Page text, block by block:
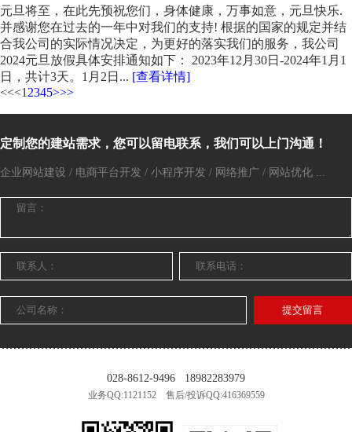
元旦将至，在此先预祝您们，身体健康，万事如意，元旦快乐.
并感谢您在过去的一年中对我们的支持! 根据的国家的规定并结
合我公司的实际情况决定，为更好的落实我们的服务，我公司
2024元旦放假具体安排通知如下： 2023年12月30日-2024年1月1
日，共计3天。1月2日... [查看详情]
<<<1 2345>>>
定制您的建站需求，您可以留电联系，我们可以上门沟通！
企业网站建设 / 电商平台开发 / 小程序开发 / 网络推广 / 网站优化 ...
提交留言
028-8612-9496 18982283979
业务QQ:1121152 售后/投诉QQ:416369559